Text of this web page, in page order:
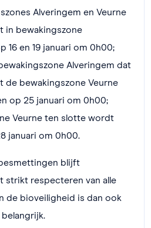
Alveringem en Veurne
in bewakingszone
16 en 19 januari om 0h00;
Alveringem dat
de bewakingszone Veurne
op 25 januari om 0h00;
Veurne ten slotte wordt
januari om 0h00.
blijft
strikt respecteren van alle
de bioveiligheid is dan ook